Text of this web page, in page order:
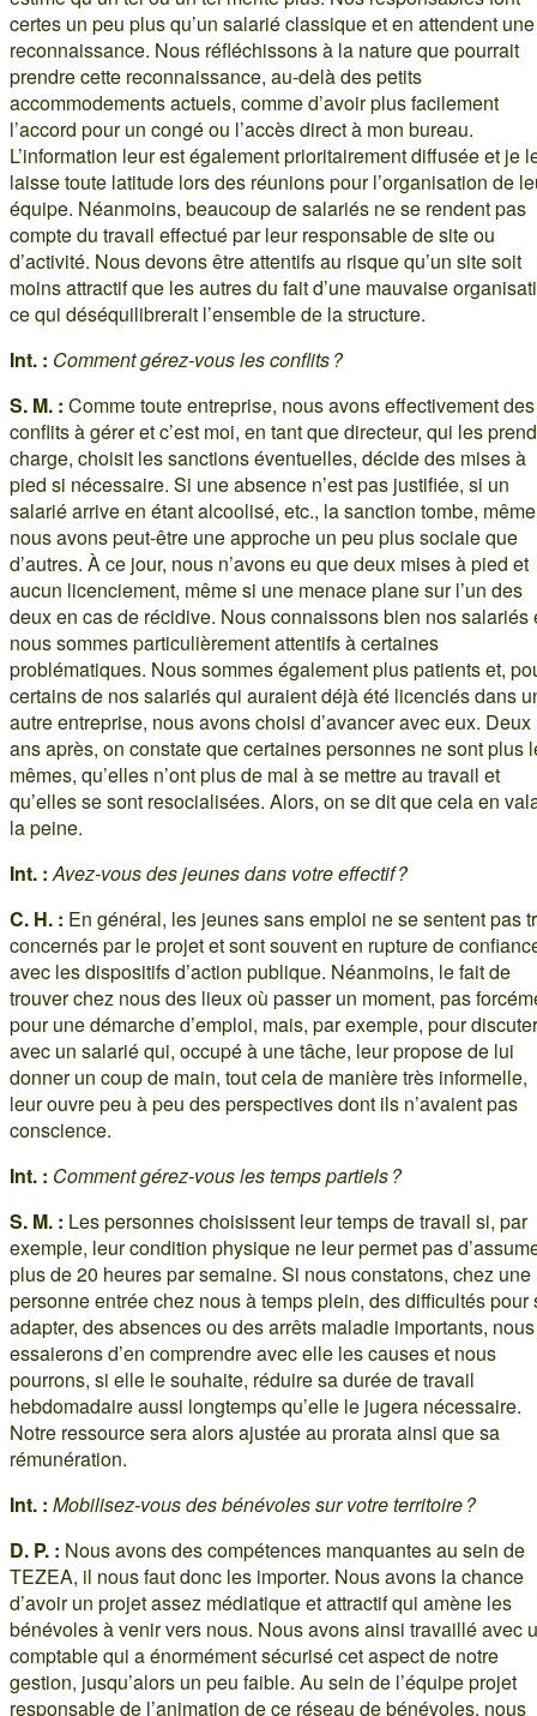
certes un peu plus qu’un salarié classique et en attendent une
reconnaissance. Nous réfléchissons à la nature que pourrait
prendre cette reconnaissance, au-delà des petits
accommodements actuels, comme d’avoir plus facilement
l’accord pour un congé ou l’accès direct à mon bureau.
L’information leur est également prioritairement diffusée et je
laisse toute latitude lors des réunions pour l’organisation de
équipe. Néanmoins, beaucoup de salariés ne se rendent pas
compte du travail effectué par leur responsable de site ou
d’activité. Nous devons être attentifs au risque qu’un site soit
moins attractif que les autres du fait d’une mauvaise
ce qui déséquilibrerait l’ensemble de la structure.
Int. : Comment gérez-vous les conflits ?
S. M. : Comme toute entreprise, nous avons effectivement des
conflits à gérer et c’est moi, en tant que directeur, qui les
charge, choisit les sanctions éventuelles, décide des mises à
pied si nécessaire. Si une absence n’est pas justifiée, si un
salarié arrive en étant alcoolisé, etc., la sanction tombe,
nous avons peut-être une approche un peu plus sociale que
d’autres. À ce jour, nous n’avons eu que deux mises à pied et
aucun licenciement, même si une menace plane sur l’un des
deux en cas de récidive. Nous connaissons bien nos salariés
nous sommes particulièrement attentifs à certaines
problématiques. Nous sommes également plus patients et,
certains de nos salariés qui auraient déjà été licenciés dans
autre entreprise, nous avons choisi d’avancer avec eux. Deux
ans après, on constate que certaines personnes ne sont plus
mêmes, qu’elles n’ont plus de mal à se mettre au travail et
qu’elles se sont resocialisées. Alors, on se dit que cela en
la peine.
Int. : Avez-vous des jeunes dans votre effectif ?
C. H. : En général, les jeunes sans emploi ne se sentent pas
concernés par le projet et sont souvent en rupture de
avec les dispositifs d’action publique. Néanmoins, le fait de
trouver chez nous des lieux où passer un moment, pas
pour une démarche d’emploi, mais, par exemple, pour discuter
avec un salarié qui, occupé à une tâche, leur propose de lui
donner un coup de main, tout cela de manière très informelle,
leur ouvre peu à peu des perspectives dont ils n’avaient pas
conscience.
Int. : Comment gérez-vous les temps partiels ?
S. M. : Les personnes choisissent leur temps de travail si, par
exemple, leur condition physique ne leur permet pas
plus de 20 heures par semaine. Si nous constatons, chez une
personne entrée chez nous à temps plein, des difficultés pour
adapter, des absences ou des arrêts maladie importants, nous
essaierons d’en comprendre avec elle les causes et nous
pourrons, si elle le souhaite, réduire sa durée de travail
hebdomadaire aussi longtemps qu’elle le jugera nécessaire.
Notre ressource sera alors ajustée au prorata ainsi que sa
rémunération.
Int. : Mobilisez-vous des bénévoles sur votre territoire ?
D. P. : Nous avons des compétences manquantes au sein de
TEZEA, il nous faut donc les importer. Nous avons la chance
d’avoir un projet assez médiatique et attractif qui amène les
bénévoles à venir vers nous. Nous avons ainsi travaillé avec
comptable qui a énormément sécurisé cet aspect de notre
gestion, jusqu’alors un peu faible. Au sein de l’équipe projet
responsable de l’animation de ce réseau de bénévoles, nous